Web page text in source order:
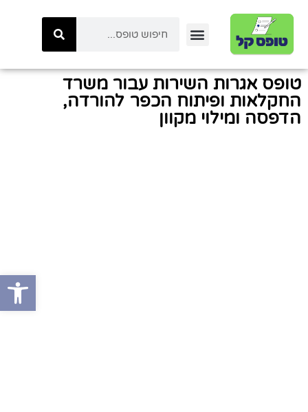
טופס אגרות השירות עבור משרד
החקלאות ופיתוח הכפר להורדה,
הדפסה ומילוי מקוון
פתח